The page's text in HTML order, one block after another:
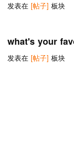
发表在 [帖子] 板块
what's your
发表在 [帖子] 板块